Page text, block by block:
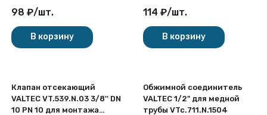
98 ₽/шт.
В корзину
никелированный
114 ₽/шт.
В корзину
Клапан отсекающий
VALTEC VT.539.N.03 3/8'' DN
10 PN 10 для монтажа
Обжимной соединитель
VALTEC 1/2" для медной
трубы VTc.711.N.1504